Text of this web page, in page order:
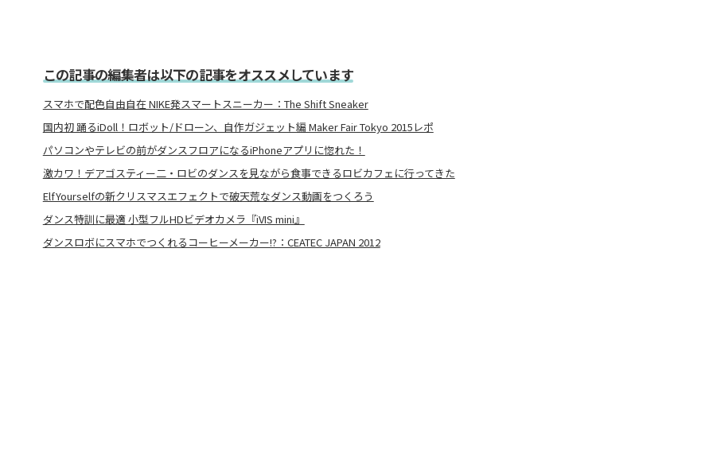
この記事の編集者は以下の記事をオススメしています
スマホで配色自由自在 NIKE発スマートスニーカー：The Shift Sneaker
国内初 踊るiDoll！ロボット/ドローン、自作ガジェット編 Maker Fair Tokyo 2015レポ
パソコンやテレビの前がダンスフロアになるiPhoneアプリに惚れた！
激カワ！デアゴスティー二・ロビのダンスを見ながら食事できるロビカフェに行ってきた
ElfYourselfの新クリスマスエフェクトで破天荒なダンス動画をつくろう
ダンス特訓に最適 小型フルHDビデオカメラ『iVIS mini』
ダンスロボにスマホでつくれるコーヒーメーカー!?：CEATEC JAPAN 2012